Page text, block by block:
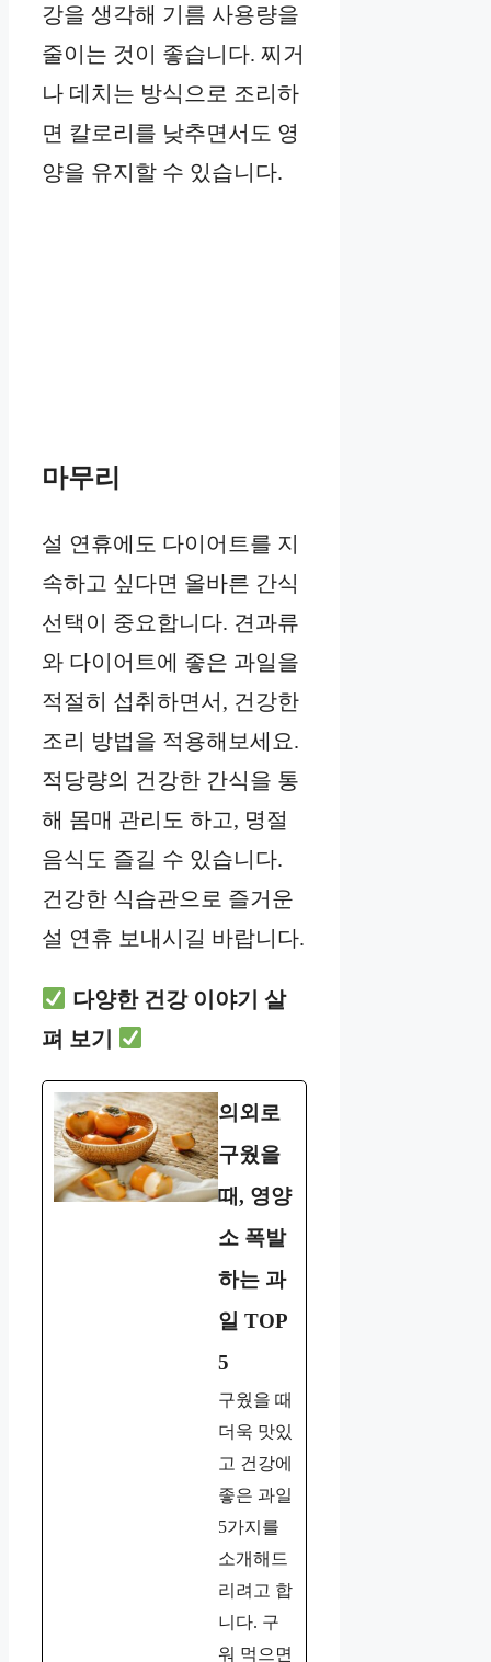
강을 생각해 기름 사용량을
줄이는 것이 좋습니다. 찌거
나 데치는 방식으로 조리하
면 칼로리를 낮추면서도 영
양을 유지할 수 있습니다.
마무리
설 연휴에도 다이어트를 지
속하고 싶다면 올바른 간식
선택이 중요합니다. 견과류
와 다이어트에 좋은 과일을
적절히 섭취하면서, 건강한
조리 방법을 적용해보세요.
적당량의 건강한 간식을 통
해 몸매 관리도 하고, 명절
음식도 즐길 수 있습니다.
건강한 식습관으로 즐거운
설 연휴 보내시길 바랍니다.
다양한 건강 이야기 살
펴 보기
의외로
구웠을
때, 영양
소 폭발
하는 과
일 TOP
5
구웠을 때
더욱 맛있
고 건강에
좋은 과일
5가지를
소개해드
리려고 합
니다. 구
워 먹으면